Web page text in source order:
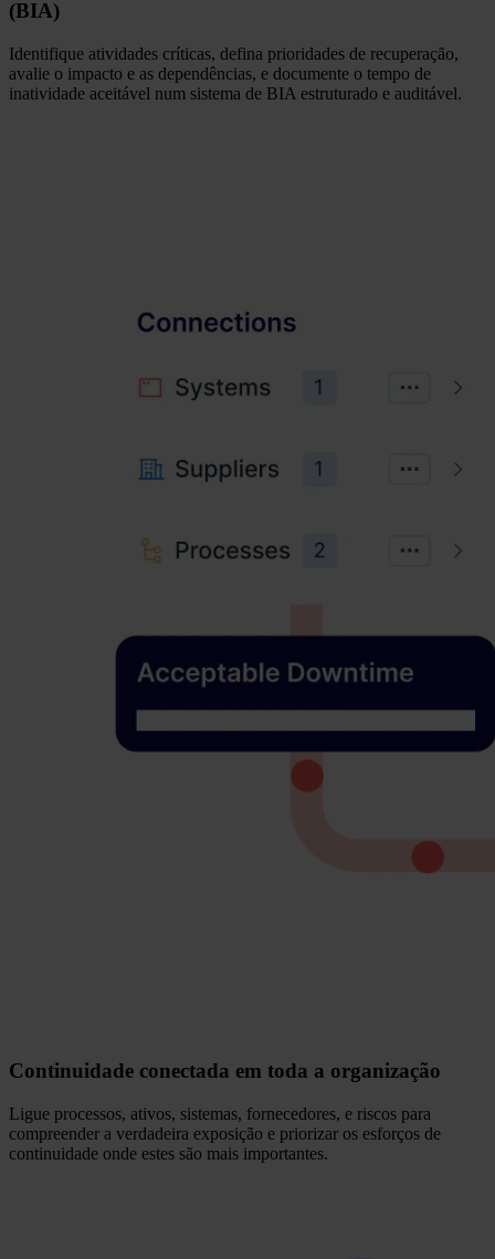
(BIA)
Identifique atividades críticas, defina prioridades de recuperação,
avalie o impacto e as dependências, e documente o tempo de
inatividade aceitável num sistema de BIA estruturado e auditável.
Continuidade conectada em toda a organização
Ligue processos, ativos, sistemas, fornecedores, e riscos para
compreender a verdadeira exposição e priorizar os esforços de
continuidade onde estes são mais importantes.